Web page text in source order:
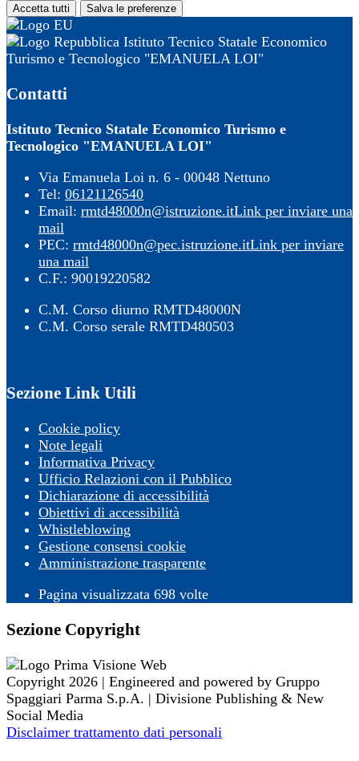
Accetta tutti Salva le preferenze
Istituto Tecnico Statale Economico
Turismo e Tecnologico "EMANUELA LOI"
Contatti
Istituto Tecnico Statale Economico Turismo e
Tecnologico "EMANUELA LOI"
Via Emanuela Loi n. 6 - 00048 Nettuno
Tel: 06121126540
Email: rmtd48000n@istruzione.itLink per inviare una
mail
PEC: rmtd48000n@pec.istruzione.itLink per inviare
una mail
C.F.: 90019220582
C.M. Corso diurno RMTD48000N
C.M. Corso serale RMTD480503
Sezione Link Utili
Cookie policy
Note legali
Informativa Privacy
Ufficio Relazioni con il Pubblico
Dichiarazione di accessibilità
Obiettivi di accessibilità
Whistleblowing
Gestione consensi cookie
Amministrazione trasparente
Pagina visualizzata 698 volte
Sezione Copyright
Copyright 2026 | Engineered and powered by Gruppo
Spaggiari Parma S.p.A. | Divisione Publishing & New
Social Media
Disclaimer trattamento dati personali